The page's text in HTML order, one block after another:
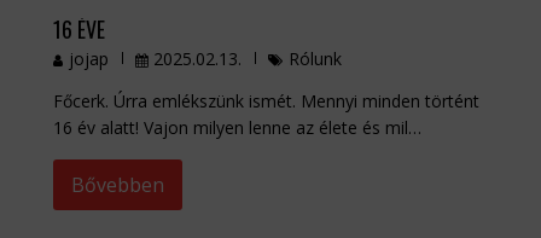
16 ÉVE
jojap 2025.02.13.
Rólunk
Főcerk. Úrra emlékszünk ismét. Mennyi minden történt
16 év alatt! Vajon milyen lenne az élete és mil…
Bővebben